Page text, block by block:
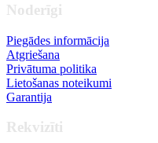
Noderīgi
Piegādes informācija
Atgriešana
Privātuma politika
Lietošanas noteikumi
Garantija
Rekvizīti